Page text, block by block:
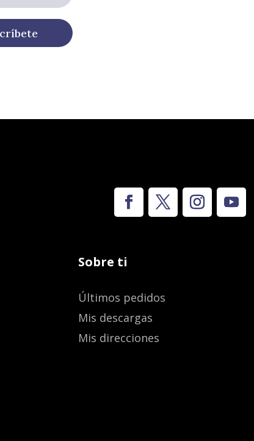
Sobre ti
Últimos pedidos
Mis descargas
Mis direcciones